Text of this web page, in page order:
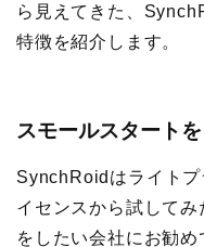
ら見えてきた、
特徴を紹介します。
スモールスタート
SynchRoidはライト
イセンスから試してみ
をしたい会社にお勧め